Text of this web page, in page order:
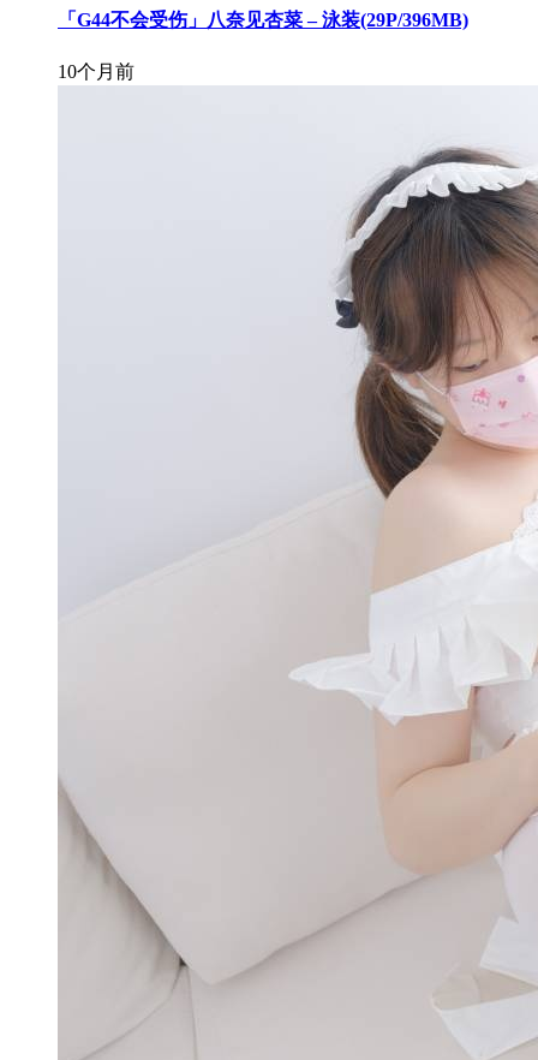
「G44不会受伤」八奈见杏菜 – 泳装(29P/396MB)
10个月前